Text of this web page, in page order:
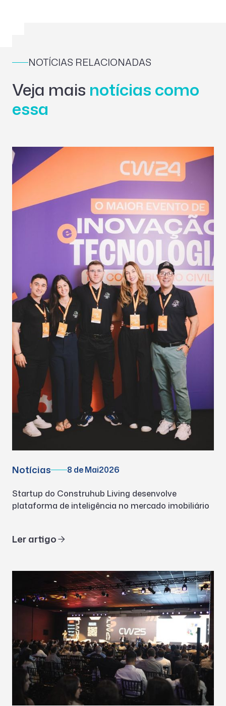
NOTÍCIAS RELACIONADAS
Veja mais notícias como
essa
Notícias 8 de Mai2026
Startup do Construhub Living desenvolve
plataforma de inteligência no mercado imobiliário
Ler artigo